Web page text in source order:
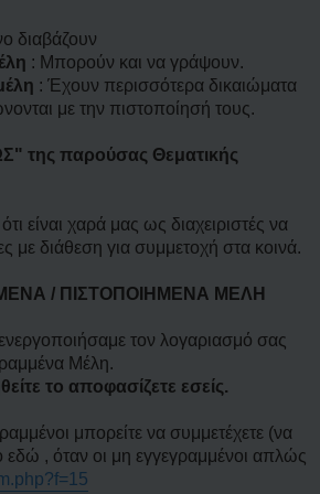
διαβάζουν
: Μπορούν και να γράψουν.
: Έχουν περισσότερα δικαιώματα
με την πιστοποίησή τους.
της παρούσας Θεματικής
είναι χαρά μας ως διαχειριστές να
με διάθεση για συμμετοχή στα κοινά.
/ ΠΙΣΤΟΠΟΙΗΜΕΝΑ ΜΕΛΗ
τον λογαριασμό σας
Μέλη.
το αποφασίζετε εσείς.
μπορείτε να συμμετέχετε (να
εδώ , όταν οι μη εγγεγραμμένοι απλώς